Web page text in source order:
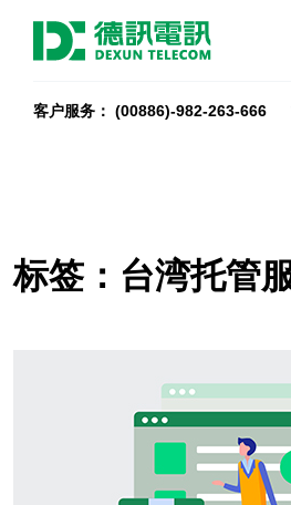
客户服务： (00886)-982-263-666
标签：台湾托管